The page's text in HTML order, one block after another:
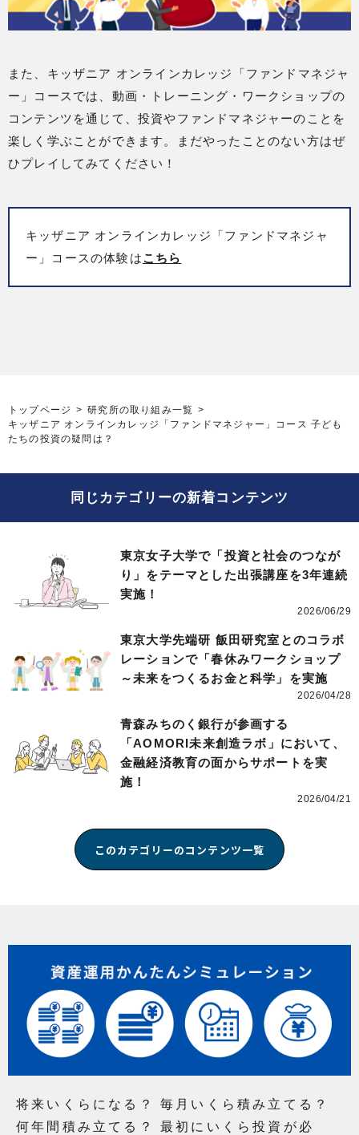
また、キッザニア オンラインカレッジ「ファンドマネジャ
ー」コースでは、動画・トレーニング・ワークショップの
コンテンツを通じて、投資やファンドマネジャーのことを
楽しく学ぶことができます。まだやったことのない方はぜ
ひプレイしてみてください！
キッザニア オンラインカレッジ「ファンドマネジャ
ー」コースの体験はこちら
トップページ
研究所の取り組み一覧
キッザニア オンラインカレッジ「ファンドマネジャー」コース 子ども
たちの投資の疑問は？
同じカテゴリーの新着コンテンツ
東京女子大学で「投資と社会のつなが
り」をテーマとした出張講座を3年連続
実施！
2026/06/29
東京大学先端研 飯田研究室とのコラボ
レーションで「春休みワークショップ
～未来をつくるお金と科学」を実施
2026/04/28
青森みちのく銀行が参画する
「AOMORI未来創造ラボ」において、
金融経済教育の面からサポートを実
施！
2026/04/21
このカテゴリーのコンテンツ一覧
将来いくらになる？ 毎月いくら積み立てる？
何年間積み立てる？ 最初にいくら投資が必